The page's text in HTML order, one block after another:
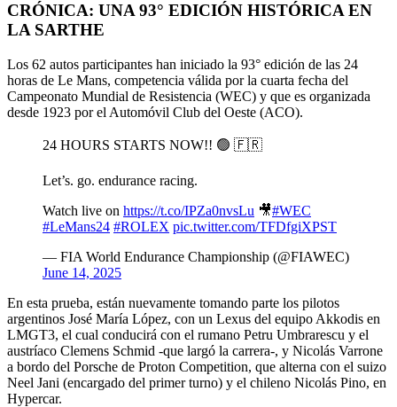
CRÓNICA: UNA 93° EDICIÓN HISTÓRICA EN
LA SARTHE
Los 62 autos participantes han iniciado la 93° edición de las 24
horas de Le Mans, competencia válida por la cuarta fecha del
Campeonato Mundial de Resistencia (WEC) y que es organizada
desde 1923 por el Automóvil Club del Oeste (ACO).
24 HOURS STARTS NOW!! 🟢 🇫🇷
Let’s. go. endurance racing.
Watch live on https://t.co/IPZa0nvsLu 🎥#WEC
#LeMans24 #ROLEX pic.twitter.com/TFDfgiXPST
— FIA World Endurance Championship (@FIAWEC)
June 14, 2025
En esta prueba, están nuevamente tomando parte los pilotos
argentinos José María López, con un Lexus del equipo Akkodis en
LMGT3, el cual conducirá con el rumano Petru Umbrarescu y el
austríaco Clemens Schmid -que largó la carrera-, y Nicolás Varrone
a bordo del Porsche de Proton Competition, que alterna con el suizo
Neel Jani (encargado del primer turno) y el chileno Nicolás Pino, en
Hypercar.